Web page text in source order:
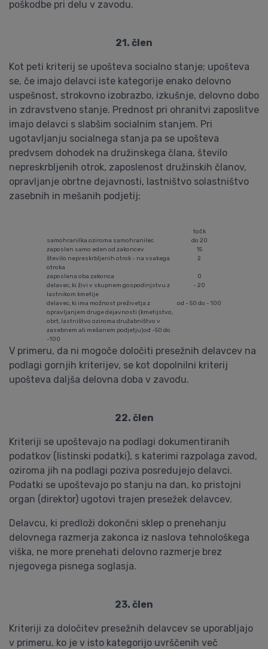
poškodbe pri delu v zavodu.
21. člen
Kot peti kriterij se upošteva socialno stanje; upošteva
se, če imajo delavci iste kategorije enako delovno
uspešnost, strokovno izobrazbo, izkušnje, delovno dobo
in zdravstveno stanje. Prednost pri ohranitvi zaposlitve
imajo delavci s slabšim socialnim stanjem. Pri
ugotavljanju socialnega stanja pa se upošteva
predvsem dohodek na družinskega člana, število
nepreskrbljenih otrok, zaposlenost družinskih članov,
opravljanje obrtne dejavnosti, lastništvo solastništvo
zasebnih in mešanih podjetij:
točk
samohranilka oziroma samohranilec
do 20
zaposlen samo eden od zakoncev
15
število nepreskrbljenih otrok - na vsakega
otroka
2
zaposlena oba zakonca
0
delavec, ki živi v skupnem gospodinjstvu z
lastnikom kmetije
- 20
delavec, ki ima možnost preživetja z
opravljanjem druge dejavnosti (kmetijstvo,
obrt, lastništvo oziroma družabništvo v
zasebnem ali mešanem podjetju)od -50 do
-100
od - 50 do - 100
V primeru, da ni mogoče določiti presežnih delavcev na
podlagi gornjih kriterijev, se kot dopolnilni kriterij
upošteva daljša delovna doba v zavodu.
22. člen
Kriteriji se upoštevajo na podlagi dokumentiranih
podatkov (listinski podatki), s katerimi razpolaga zavod,
oziroma jih na podlagi poziva posredujejo delavci.
Podatki se upoštevajo po stanju na dan, ko pristojni
organ (direktor) ugotovi trajen presežek delavcev.
Delavcu, ki predloži dokončni sklep o prenehanju
delovnega razmerja zakonca iz naslova tehnološkega
viška, ne more prenehati delovno razmerje brez
njegovega pisnega soglasja.
23. člen
Kriteriji za določitev presežnih delavcev se uporabljajo
v primeru, ko je v isto kategorijo uvrščenih več